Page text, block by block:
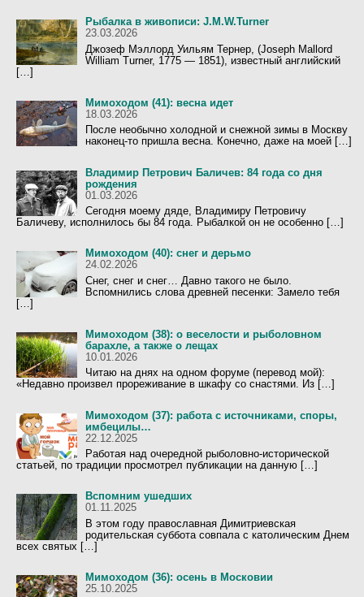
Рыбалка в живописи: J.M.W.Turner
23.03.2026
Джозеф Мэллорд Уильям Тернер, (Joseph Mallord
William Turner, 1775 — 1851), известный английский
[…]
Мимоходом (41): весна идет
18.03.2026
После необычно холодной и снежной зимы в Москву
наконец-то пришла весна. Конечно, даже на моей […]
Владимир Петрович Баличев: 84 года со дня
рождения
01.03.2026
Сегодня моему дяде, Владимиру Петровичу
Баличеву, исполнилось бы 84 года. Рыбалкой он не особенно […]
Мимоходом (40): снег и дерьмо
24.02.2026
Снег, снег и снег… Давно такого не было.
Вспомнились слова древней песенки: Замело тебя
[…]
Мимоходом (38): о веселости и рыболовном
барахле, а также о лещах
10.01.2026
Читаю на днях на одном форуме (перевод мой):
«Недавно произвел прореживание в шкафу со снастями. Из […]
Мимоходом (37): работа с источниками, споры,
имбецилы…
22.12.2025
Работая над очередной рыболовно-исторической
статьей, по традиции просмотрел публикации на данную […]
Вспомним ушедших
01.11.2025
В этом году православная Димитриевская
родительская суббота совпала с католическим Днем
всех святых […]
Мимоходом (36): осень в Московии
25.10.2025